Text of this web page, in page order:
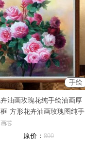
手绘
油画玫瑰花纯手绘油画厚
方形花卉油画玫瑰图纯手
芯
原价： 800